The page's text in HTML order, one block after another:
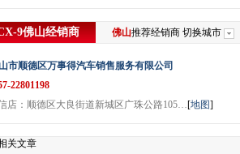
9佛山经销商 佛山推荐经销商 切换城市
市顺德区万事得汽车销售服务有限公司
22801198
店：顺德区大良街道新城区广珠公路105…[地图]
关文章